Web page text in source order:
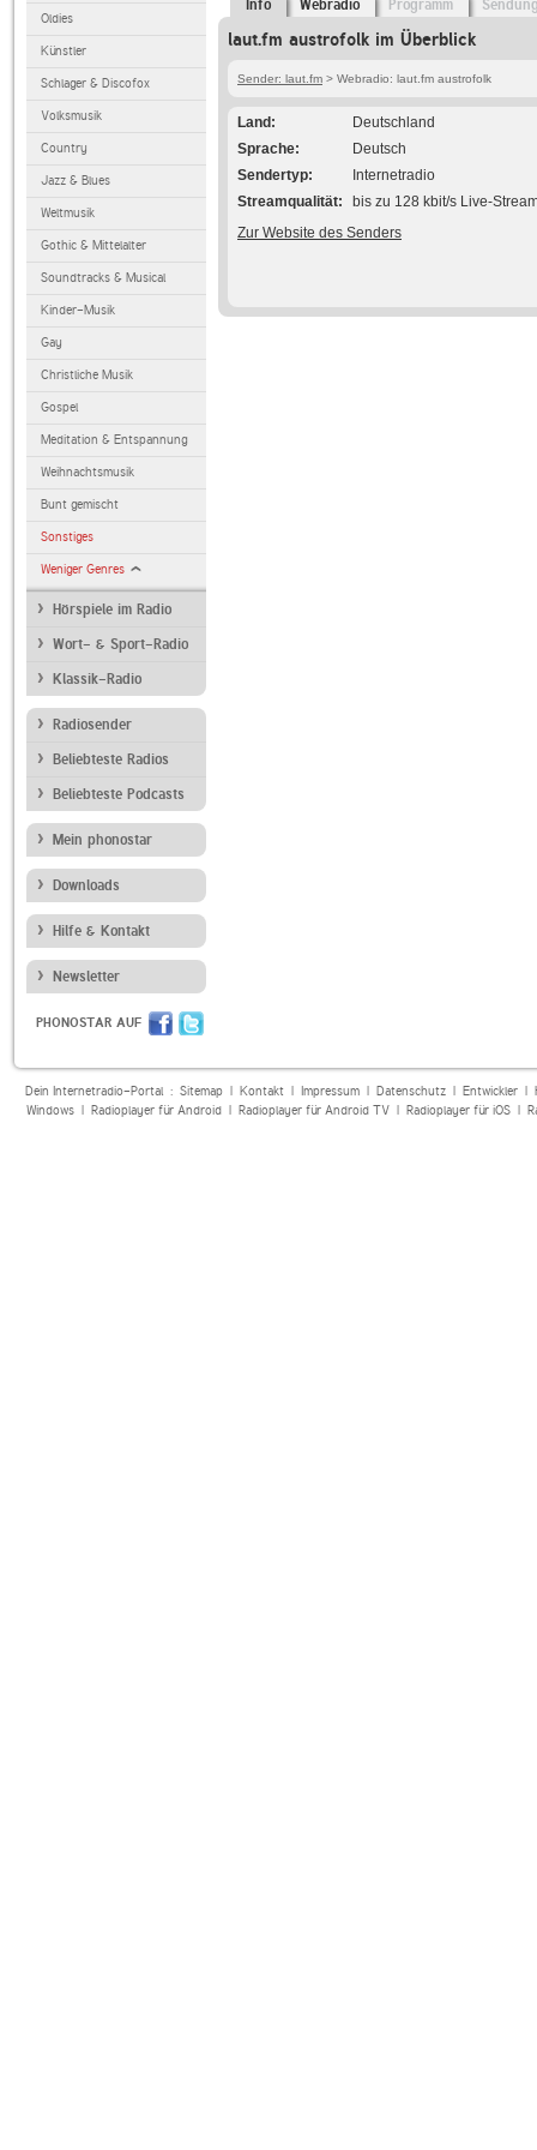
Oldies
Künstler
Schlager & Discofox
Volksmusik
Country
Jazz & Blues
Weltmusik
Gothic & Mittelalter
Soundtracks & Musical
Kinder-Musik
Gay
Christliche Musik
Gospel
Meditation & Entspannung
Weihnachtsmusik
Bunt gemischt
Sonstiges
Weniger Genres
Hörspiele im Radio
Wort- & Sport-Radio
Klassik-Radio
Radiosender
Beliebteste Radios
Beliebteste Podcasts
Mein phonostar
Downloads
Hilfe & Kontakt
Newsletter
PHONOSTAR AUF
Info Webradio Programm
laut.fm austrofolk im Überblick
Sender: laut.fm > Webradio: laut.fm austrofolk
Land
Deutschland
Sprache
Deutsch
Sendertyp
Internetradio
Streamqualität
bis zu 128 kbit/s Live-
Zur Website des Senders
Dein Internetradio-Portal : Sitemap| Kontakt| Impressum| Datenschutz| Entwickler|
Windows| Radioplayer für Android| Radioplayer für Android TV| Radioplayer für iOS|